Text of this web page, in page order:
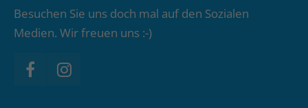
Besuchen Sie uns doch mal auf den Sozialen
Medien. Wir freuen uns :-)